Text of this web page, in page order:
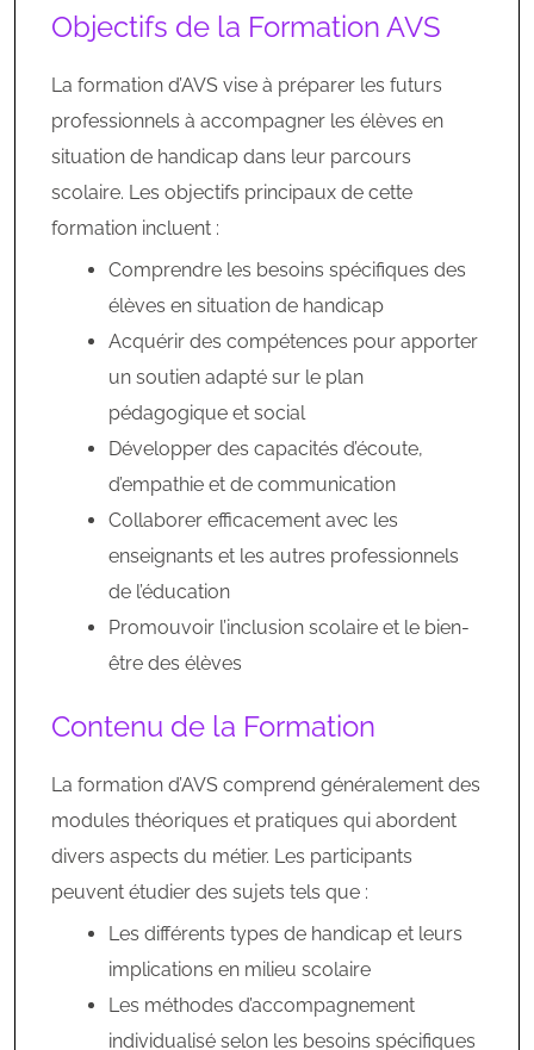
Objectifs de la Formation AVS
La formation d’AVS vise à préparer les futurs
professionnels à accompagner les élèves en
situation de handicap dans leur parcours
scolaire. Les objectifs principaux de cette
formation incluent :
Comprendre les besoins spécifiques des
élèves en situation de handicap
Acquérir des compétences pour apporter
un soutien adapté sur le plan
pédagogique et social
Développer des capacités d’écoute,
d’empathie et de communication
Collaborer efficacement avec les
enseignants et les autres professionnels
de l’éducation
Promouvoir l’inclusion scolaire et le bien-
être des élèves
Contenu de la Formation
La formation d’AVS comprend généralement des
modules théoriques et pratiques qui abordent
divers aspects du métier. Les participants
peuvent étudier des sujets tels que :
Les différents types de handicap et leurs
implications en milieu scolaire
Les méthodes d’accompagnement
individualisé selon les besoins spécifiques